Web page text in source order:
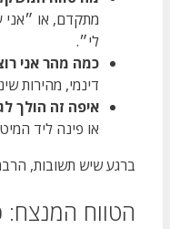
מתקדם, או ״אני
לי״.
כמה מהר אני
דינמי, מהירות
איפה זה הולך
או פינה ליד
ברגע שיש תשובות,
הטווח המנצח: